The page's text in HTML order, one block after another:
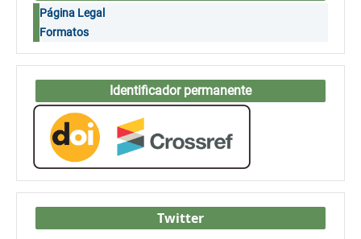
Página Legal
Formatos
Identificador permanente
Twitter